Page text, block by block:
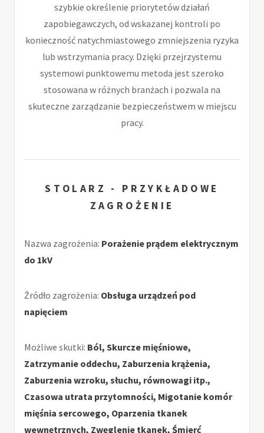
szybkie określenie priorytetów działań
zapobiegawczych, od wskazanej kontroli po
konieczność natychmiastowego zmniejszenia ryzyka
lub wstrzymania pracy. Dzięki przejrzystemu
systemowi punktowemu metoda jest szeroko
stosowana w różnych branżach i pozwala na
skuteczne zarządzanie bezpieczeństwem w miejscu
pracy.
STOLARZ - PRZYKŁADOWE
ZAGROŻENIE
Nazwa zagrożenia: Porażenie prądem elektrycznym
do 1kV
Źródło zagrożenia: Obsługa urządzeń pod
napięciem
Możliwe skutki: Ból, Skurcze mięśniowe,
Zatrzymanie oddechu, Zaburzenia krążenia,
Zaburzenia wzroku, słuchu, równowagi itp.,
Czasowa utrata przytomności, Migotanie komór
mięśnia sercowego, Oparzenia tkanek
wewnętrznych, Zwęglenie tkanek, Śmierć